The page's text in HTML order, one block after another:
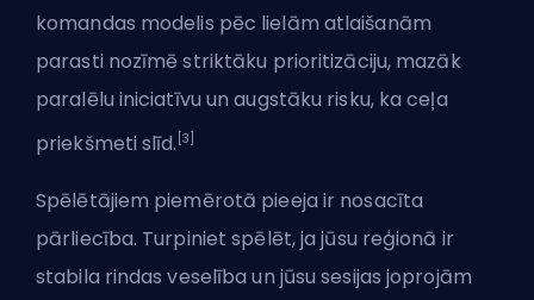
komandas modelis pēc lielām atlaišanām
parasti nozīmē striktāku prioritizāciju, mazāk
paralēlu iniciatīvu un augstāku risku, ka ceļa
priekšmeti slīd. [3]
Spēlētājiem piemērotā pieeja ir nosacīta
pārliecība. Turpiniet spēlēt, ja jūsu reģionā ir
stabila rindas veselība un jūsu sesijas joprojām